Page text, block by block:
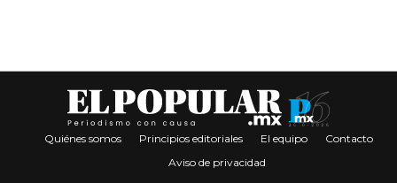
Quiénes somos Principios editoriales El equipo
Contacto
Aviso de privacidad